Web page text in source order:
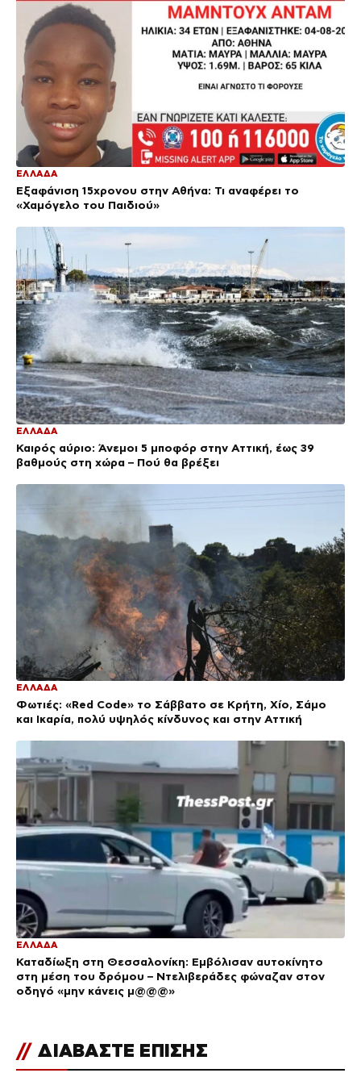
ΕΛΛΑΔΑ
Εξαφάνιση 15χρονου στην Αθήνα: Τι αναφέρει το
«Χαμόγελο του Παιδιού»
ΕΛΛΑΔΑ
Καιρός αύριο: Άνεμοι 5 μποφόρ στην Αττική, έως 39
βαθμούς στη χώρα – Πού θα βρέξει
ΕΛΛΑΔΑ
Φωτιές: «Red Code» το Σάββατο σε Κρήτη, Χίο, Σάμο
και Ικαρία, πολύ υψηλός κίνδυνος και στην Αττική
ΕΛΛΑΔΑ
Καταδίωξη στη Θεσσαλονίκη: Εμβόλισαν αυτοκίνητο
στη μέση του δρόμου – Ντελιβεράδες φώναζαν στον
οδηγό «μην κάνεις μ@@@»
// ΔΙΑΒΑΣΤΕ ΕΠΙΣΗΣ